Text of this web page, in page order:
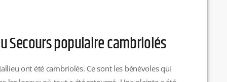
Secours populaire cambriolés
ont été cambriolés. Ce sont les bénévoles qui